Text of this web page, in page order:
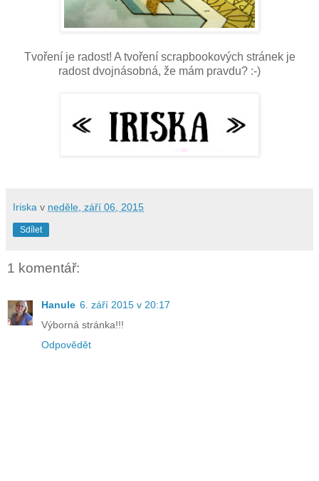
Tvoření je radost! A tvoření scrapbookových stránek je
radost dvojnásobná, že mám pravdu? :-)
Iriska v neděle, září 06, 2015
Sdílet
1 komentář:
Hanule 6. září 2015 v 20:17
Výborná stránka!!!
Odpovědět